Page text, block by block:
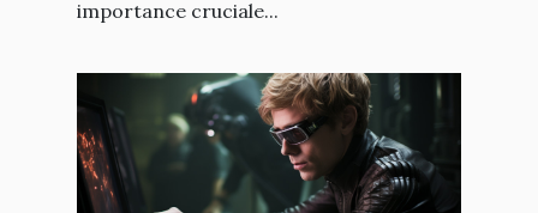
importance cruciale...